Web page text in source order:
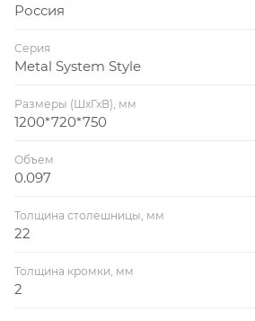
Россия
Серия
Metal System Style
Размеры (ШхГхВ), мм
1200*720*750
Объем
0.097
Толщина столешницы, мм
22
Толщина кромки, мм
2